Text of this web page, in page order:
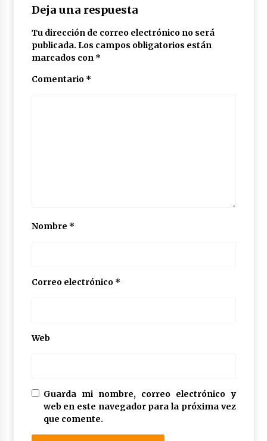
Deja una respuesta
Tu dirección de correo electrónico no será
publicada. Los campos obligatorios están
marcados con *
Comentario *
Nombre *
Correo electrónico *
Web
Guarda mi nombre, correo electrónico y
web en este navegador para la próxima vez
que comente.